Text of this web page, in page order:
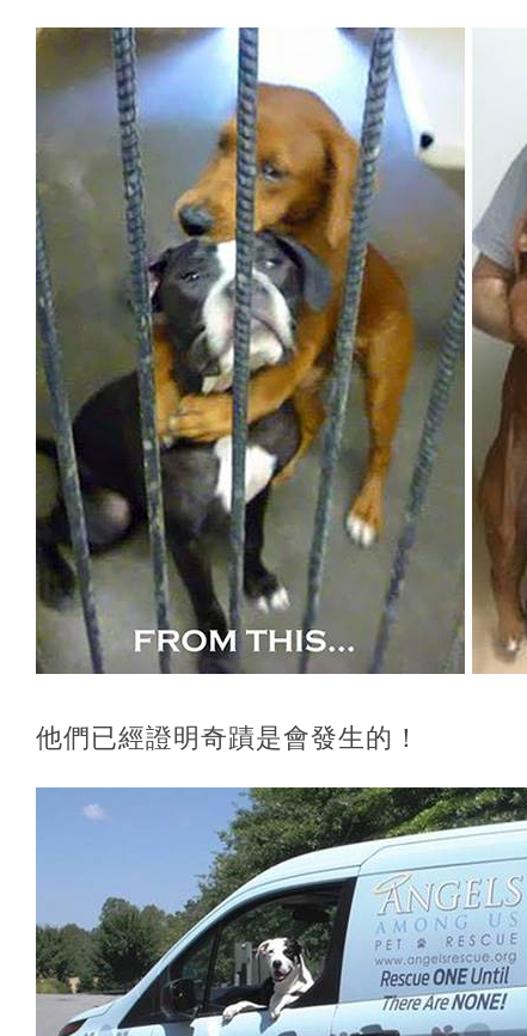
他們已經證明奇蹟是會發生的！